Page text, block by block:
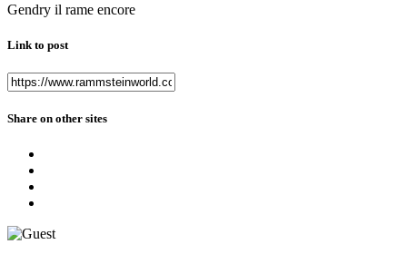
Gendry il rame encore
Link to post
Share on other sites